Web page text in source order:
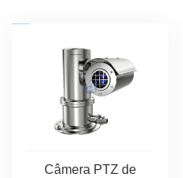
Câmera PTZ de